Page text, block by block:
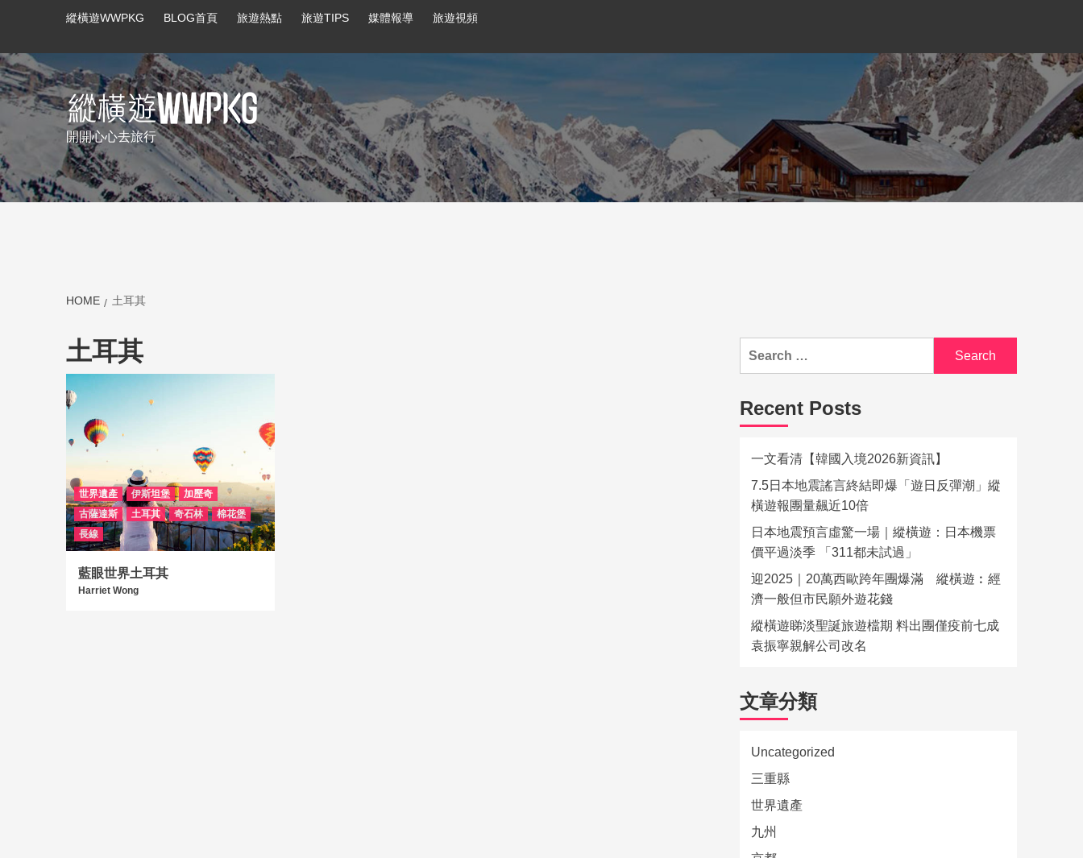
縱橫遊WWPKG BLOG首頁 旅遊熱點 旅遊TIPS 媒體報導 旅遊視頻
開開心心去旅行
HOME 土耳其
土耳其
世界遺產 伊斯坦堡
加歷奇
古薩達斯
土耳其 奇石林
棉花堡
長線
藍眼世界土耳其
Harriet Wong
Recent Posts
一文看清【韓國入境2026新資訊】
7.5日本地震謠言終結即爆「遊日反彈潮」縱
橫遊報團量飆近10倍
日本地震預言虛驚一場｜縱橫遊：日本機票
價平過淡季 「311都未試過」
迎2025｜20萬西歐跨年團爆滿 縱橫遊︰經
濟一般但市民願外遊花錢
縱橫遊睇淡聖誕旅遊檔期 料出團僅疫前七成
袁振寧親解公司改名
文章分類
Uncategorized
三重縣
世界遺產
九州